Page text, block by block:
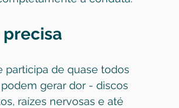
precisa
participa de quase todos
gerar dor - discos
raízes nervosas e até